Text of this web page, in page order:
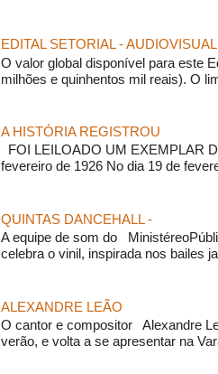
EDITAL SETORIAL - AUDIOVISUAL
O valor global disponível para este
milhões e quinhentos mil reais). O
A HISTÓRIA REGISTROU
FOI LEILOADO UM EXEMPLAR
fevereiro de 1926 No dia 19 de
QUINTAS DANCEHALL -
A equipe de som do
celebra o vinil, inspirada nos bailes
ALEXANDRE LEÃO
O cantor e compositor Alexandre
verão, e volta a se apresentar na